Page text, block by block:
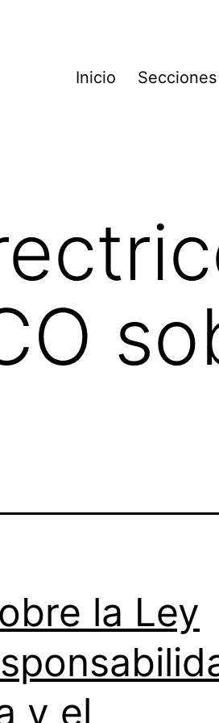
Inicio Secciones
la Ley
y el